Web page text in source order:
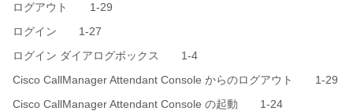
ログアウト 1-29
ログイン 1-27
ログイン ダイアログボックス 1-4
Cisco CallManager Attendant Console からのログアウト 1-29
Cisco CallManager Attendant Console の起動 1-24